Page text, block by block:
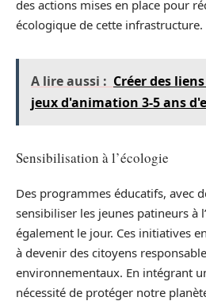
des actions mises en place pour
écologique de cette infrastructure.
A lire aussi : Créer des
jeux d'animation 3-5 ans
Sensibilisation à l’écologie
Des programmes éducatifs, avec
sensibiliser les jeunes patineurs à
également le jour. Ces initiatives
à devenir des citoyens
environnementaux. En intégrant
nécessité de protéger notre